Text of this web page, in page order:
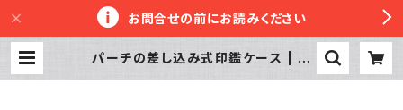
お問合せの前にお読みください
パーチの差し込み式印鑑ケース | 革